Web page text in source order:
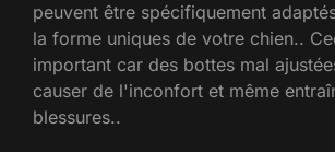
peuvent être spécifiquement
la forme uniques de votre chien..
important car des bottes mal
causer de l'inconfort et même
blessures..